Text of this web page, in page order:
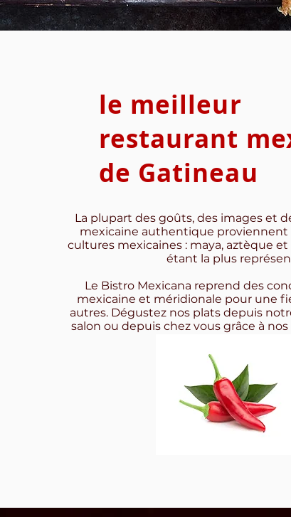
le meilleur
restaurant
de Gatineau
La plupart des goûts, des images et
mexicaine authentique proviennent
cultures mexicaines : maya, aztèque
étant la plus
Le Bistro Mexicana reprend des
mexicaine et méridionale pour une
autres. Dégustez nos plats depuis
salon ou depuis chez vous grâce à